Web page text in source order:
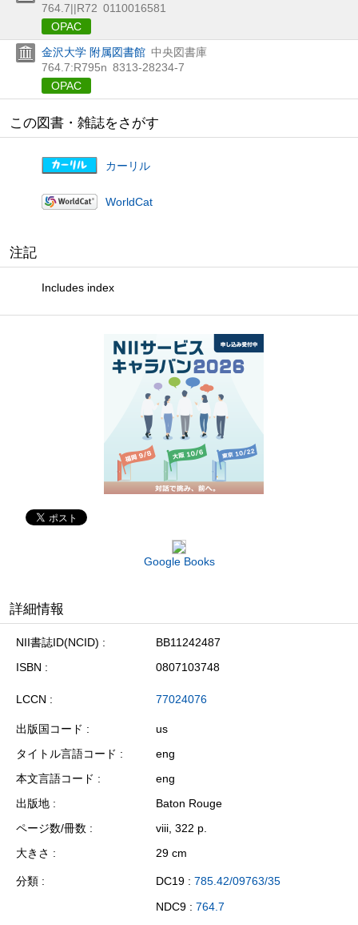
764.7||R72 0110016581
OPAC
金沢大学 附属図書館 中央図書庫
764.7:R795n 8313-28234-7
OPAC
この図書・雑誌をさがす
カーリル
WorldCat
注記
Includes index
Google Books
詳細情報
NII書誌ID(NCID)
BB11242487
ISBN
0807103748
LCCN 77024076
出版国コード
us
タイトル言語コード
eng
本文言語コード
eng
出版地
Baton Rouge
ページ数/冊数
viii, 322 p.
大きさ
29 cm
分類 DC19 : 785.42/09763/35
NDC9 : 764.7